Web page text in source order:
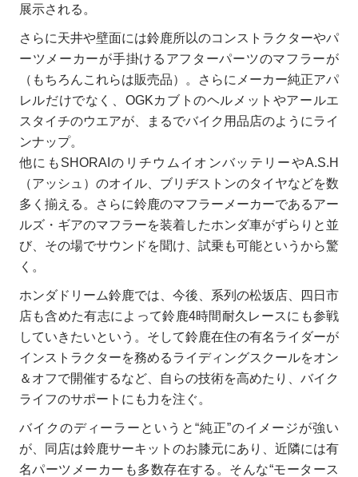
展示される。
さらに天井や壁面には鈴鹿所以のコンストラクターやパ
ーツメーカーが手掛けるアフターパーツのマフラーが
（もちろんこれらは販売品）。さらにメーカー純正アパ
レルだけでなく、OGKカブトのヘルメットやアールエ
スタイチのウエアが、まるでバイク用品店のようにライ
ンナップ。
他にもSHORAIのリチウムイオンバッテリーやA.S.H
（アッシュ）のオイル、ブリヂストンのタイヤなどを数
多く揃える。さらに鈴鹿のマフラーメーカーであるアー
ルズ・ギアのマフラーを装着したホンダ車がずらりと並
び、その場でサウンドを聞け、試乗も可能というから驚
く。
ホンダドリーム鈴鹿では、今後、系列の松坂店、四日市
店も含めた有志によって鈴鹿4時間耐久レースにも参戦
していきたいという。そして鈴鹿在住の有名ライダーが
インストラクターを務めるライディングスクールをオン
＆オフで開催するなど、自らの技術を高めたり、バイク
ライフのサポートにも力を注ぐ。
バイクのディーラーというと“純正”のイメージが強い
が、同店は鈴鹿サーキットのお膝元にあり、近隣には有
名パーツメーカーも多数存在する。そんな“モータース